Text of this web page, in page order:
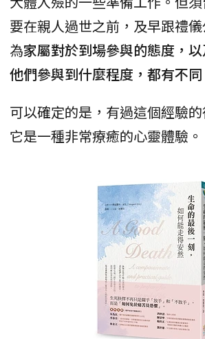
要在親人過世之前，及早跟禮
為家屬對於到場參與的態度，
他們參與到什麼程度，都有不同
可以確定的是，有過這個經驗
它是一種非常療癒的心靈體驗。